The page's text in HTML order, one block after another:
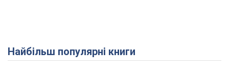
Найбільш популярні книги